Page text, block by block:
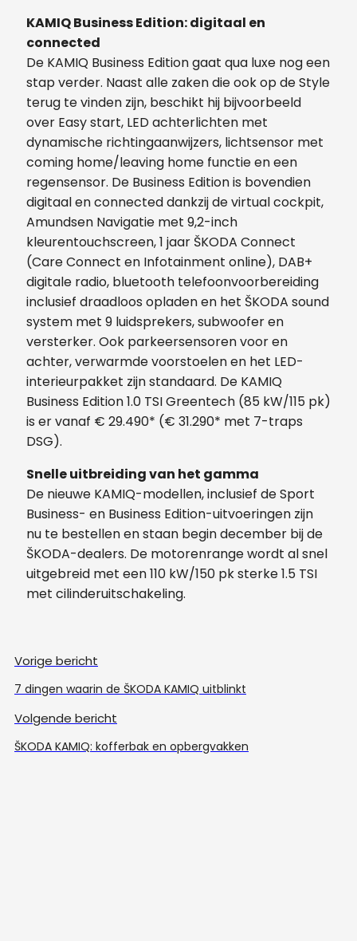
KAMIQ Business Edition: digitaal en
connected
De KAMIQ Business Edition gaat qua luxe nog een
stap verder. Naast alle zaken die ook op de Style
terug te vinden zijn, beschikt hij bijvoorbeeld
over Easy start, LED achterlichten met
dynamische richtingaanwijzers, lichtsensor met
coming home/leaving home functie en een
regensensor. De Business Edition is bovendien
digitaal en connected dankzij de virtual cockpit,
Amundsen Navigatie met 9,2-inch
kleurentouchscreen, 1 jaar ŠKODA Connect
(Care Connect en Infotainment online), DAB+
digitale radio, bluetooth telefoonvoorbereiding
inclusief draadloos opladen en het ŠKODA sound
system met 9 luidsprekers, subwoofer en
versterker. Ook parkeersensoren voor en
achter, verwarmde voorstoelen en het LED-
interieurpakket zijn standaard. De KAMIQ
Business Edition 1.0 TSI Greentech (85 kW/115 pk)
is er vanaf € 29.490* (€ 31.290* met 7-traps
DSG).
Snelle uitbreiding van het gamma
De nieuwe KAMIQ-modellen, inclusief de Sport
Business- en Business Edition-uitvoeringen zijn
nu te bestellen en staan begin december bij de
ŠKODA-dealers. De motorenrange wordt al snel
uitgebreid met een 110 kW/150 pk sterke 1.5 TSI
met cilinderuitschakeling.
Vorige bericht
7 dingen waarin de ŠKODA KAMIQ uitblinkt
Volgende bericht
ŠKODA KAMIQ: kofferbak en opbergvakken